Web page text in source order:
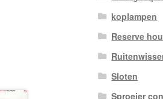
koplampen
Reserve
Sloten
Sproeier